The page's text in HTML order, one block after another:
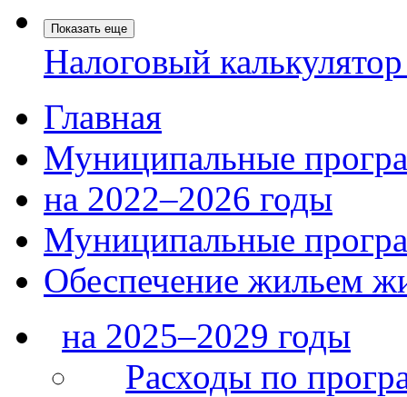
Показать еще
Налоговый
Главная
Муниципальные
на 2022–2026 годы
Муниципальные
Обеспечение жильем
на 2025–2029 годы
Расходы по